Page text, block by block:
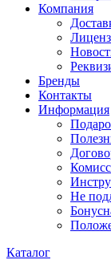
Компания
Бренды
Контакты
Информация
Не
Каталог